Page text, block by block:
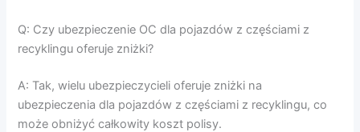
Q: Czy ubezpieczenie OC dla pojazdów z częściami z
recyklingu oferuje zniżki?
A: Tak, wielu ubezpieczycieli oferuje zniżki na
ubezpieczenia dla pojazdów z częściami z recyklingu, co
może obniżyć całkowity koszt polisy.